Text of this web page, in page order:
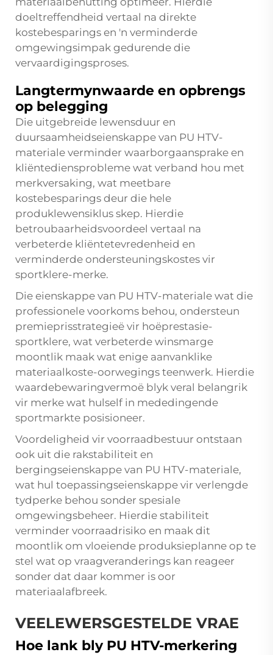
doeltreffendheid vertaal na direkte
kostebesparings en 'n verminderde
omgewingsimpak gedurende die
vervaardigingsproses.
Langtermynwaarde en opbrengs
op belegging
Die uitgebreide lewensduur en
duursaamheidseienskappe van PU HTV-
materiale verminder waarborgaansprake en
kliëntediensprobleme wat verband hou met
merkversaking, wat meetbare
kostebesparings deur die hele
produklewensiklus skep. Hierdie
betroubaarheidsvoordeel vertaal na
verbeterde kliëntetevredenheid en
verminderde ondersteuningskostes vir
sportklere-merke.
Die eienskappe van PU HTV-materiale wat die
professionele voorkoms behou, ondersteun
premieprisstrategieë vir hoëprestasie-
sportklere, wat verbeterde winsmarge
moontlik maak wat enige aanvanklike
materiaalkoste-oorwegings teenwerk. Hierdie
waardebewaringvermoë blyk veral belangrik
vir merke wat hulself in mededingende
sportmarkte posisioneer.
Voordeligheid vir voorraadbestuur ontstaan
ook uit die rakstabiliteit en
bergingseienskappe van PU HTV-materiale,
wat hul toepassingseienskappe vir verlengde
tydperke behou sonder spesiale
omgewingsbeheer. Hierdie stabiliteit
verminder voorraadrisiko en maak dit
moontlik om vloeiende produksieplanne op te
stel wat op vraagveranderings kan reageer
sonder dat daar kommer is oor
materiaalafbreek.
VEELEWERSGESTELDE VRAE
Hoe lank bly PU HTV-merkering